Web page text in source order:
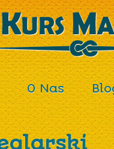
O Nas